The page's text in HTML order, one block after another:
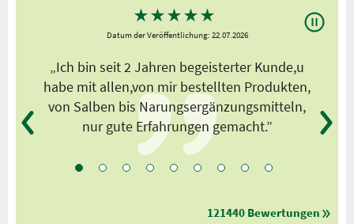
★★★★★
Datum der Veröffentlichung: 22.07.2026
„Ich bin seit 2 Jahren begeisterter Kunde,u
habe mit allen,von mir bestellten Produkten,
von Salben bis Narungsergänzungsmitteln,
nur gute Erfahrungen gemacht.”
121440 Bewertungen